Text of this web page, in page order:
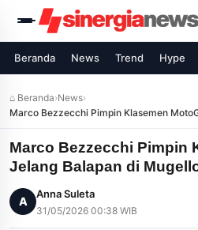
Beranda News Trend Hype
⌂ Beranda›News›
Marco Bezzecchi Pimpin Klasemen
Marco Bezzecchi Pimpin
Jelang Balapan di
A
Anna Suleta
31/05/2026 00:38 WIB